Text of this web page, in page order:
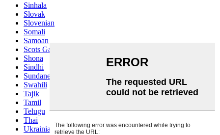
Sinhala
Slovak
Slovenian
Somali
Samoan
Scots Gaelic
Shona
Sindhi
Sundanese
Swahili
Tajik
Tamil
Telugu
Thai
Ukrainian